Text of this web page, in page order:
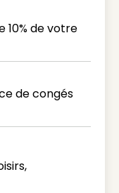
10% de votre
de congés